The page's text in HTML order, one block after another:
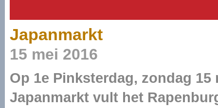
Japanmarkt
15 mei 2016
Op 1e Pinksterdag, zondag
Japanmarkt vult het